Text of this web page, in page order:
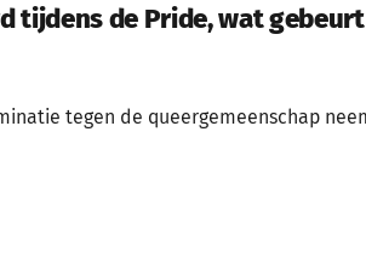
tijdens de Pride, wat gebeurt
tegen de queergemeenschap